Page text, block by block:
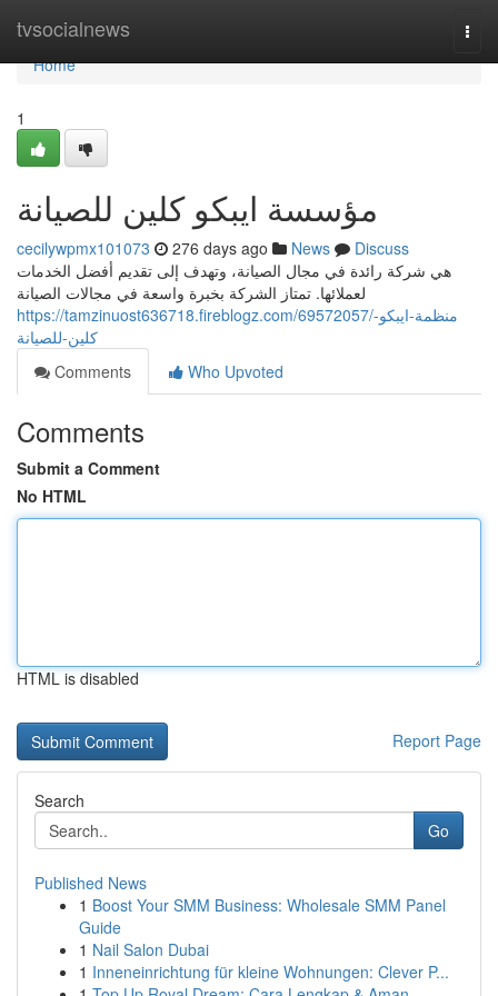
tvsocialnews
Home
Home
1
مؤسسة ايبكو كلين للصيانة
cecilywpmx101073 276 days ago News
Discuss
هي شركة رائدة في مجال الصيانة، وتهدف إلى تقديم أفضل الخدمات
لعملائها. تمتاز الشركة بخبرة واسعة في مجالات الصيانة
https://tamzinuost636718.fireblogz.com/69572057/منظمة-ايبكو-
كلين-للصيانة
Comments
Who Upvoted
Comments
Submit a Comment
No HTML
HTML is disabled
Report Page
Search
Go
Published News
1 Boost Your SMM Business: Wholesale SMM Panel
Guide
1 Nail Salon Dubai
1 Inneneinrichtung für kleine Wohnungen: Clever P...